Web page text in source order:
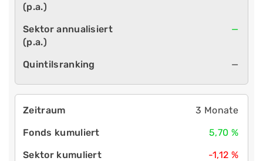
—
—
3 Monate
5,70 %
-1,12 %